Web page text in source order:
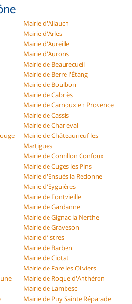
Mairie d'Allauch
Mairie d'Arles
Mairie d'Aureille
Mairie d'Aurons
Mairie de Beaurecueil
Mairie de Berre l'Étang
Mairie de Boulbon
Mairie de Cabriès
Mairie de Carnoux en Provence
Mairie de Cassis
Mairie de Charleval
Mairie de Châteauneuf les
Martigues
Mairie de Cornillon Confoux
Mairie de Cuges les Pins
Mairie d'Ensuès la Redonne
Mairie d'Eyguières
Mairie de Fontvieille
Mairie de Gardanne
Mairie de Gignac la Nerthe
Mairie de Graveson
Mairie d'Istres
Mairie de Barben
Mairie de Ciotat
Mairie de Fare les Oliviers
Mairie de Roque d'Anthéron
Mairie de Lambesc
Mairie de Puy Sainte Réparade